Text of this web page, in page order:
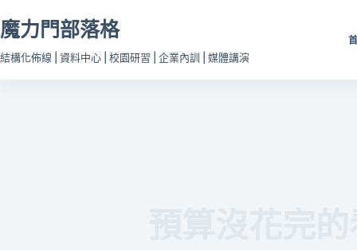
至
主
魔力門部落格
結構化佈線 | 資料中心 | 校園研習 | 企業內訓 | 媒體講演